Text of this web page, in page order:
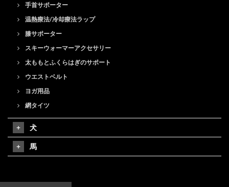
手首サポーター
温熱療法/冷却療法ラップ
膝サポーター
スキーウォーマーアクセサリー
太ももとふくらはぎのサポート
ウエストベルト
ヨガ用品
網タイツ
犬
馬